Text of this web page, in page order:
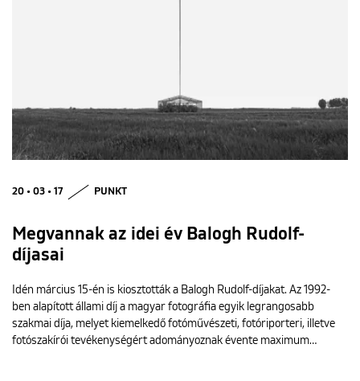
20 • 03 • 17 PUNKT
Megvannak az idei év Balogh Rudolf-
díjasai
Idén március 15-én is kiosztották a Balogh Rudolf-díjakat. Az 1992-
ben alapított állami díj a magyar fotográfia egyik legrangosabb
szakmai díja, melyet kiemelkedő fotóművészeti, fotóriporteri, illetve
fotószakírói tevékenységért adományoznak évente maximum…